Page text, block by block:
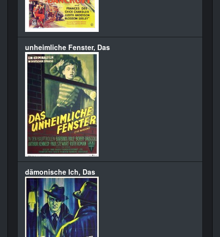
unheimliche Fenster, Das
dämonische Ich, Das